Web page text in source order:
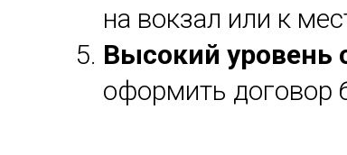
на вокзал или к
Высокий уровень
оформить договор